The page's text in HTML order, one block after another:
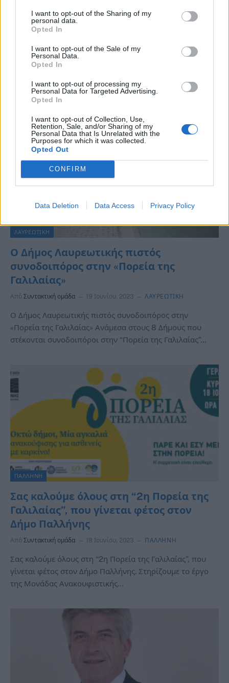
I want to opt-out of the Sharing of my
personal data.
Opted In
I want to opt-out of the Sale of my
Personal Data.
Opted In
I want to opt-out of processing my
Personal Data for Targeted Advertising.
Opted In
I want to opt-out of Collection, Use,
Retention, Sale, and/or Sharing of my
Personal Data that Is Unrelated with the
Purposes for which it was collected.
Opted Out
CONFIRM
Data Deletion Data Access Privacy Policy
διοργάνωση ΤOP EPEE, στη
φιλανθρωπική δράση «ΠΟΡΕΙΑ ΤΗΣ
ΓΑΛΙΛΑΙΑΣ»
Συντακτική ομάδα 6 Ιουλίου, 2023
Ο Δήμος Παιανίας με αίσθημα αλληλεγγύης και σεβασμό
στους συνανθρώπους μας που πάσχουν από καρκίνο και
των οικογενειών τους, αφιερώνει…
ΛΑΥΡΕΩΤΙΚΗ
Ο Δήμος Λαυρεωτικής πιστός
συνοδοιπόρος στην «Πορεία της
Γαλιλαίας»
Από Συντακτική ομάδα 19 Ιουνίου, 2023 ΛΑΥΡΕΩΤΙΚΗ
Ο Δήμος Λαυρεωτικής πιστός συνοδοιπόρος στην
«Πορεία της Γαλιλαίας» Ανάμεσα στους 8 Δήμους που
στέκονται συνοδοιπόροι στην “Πορεία της Γαλιλαίας”…
ΠΑΛΛΗΝΗ
Σας καλούμε όλους στη “2η Πορεία της
Γαλιλαίας”, που γίνεται φέτος στον
Δήμο Παλλήνης
Από Συντακτική ομάδα 18 Ιουνίου, 2023 ΠΑΛΛΗΝΗ
Σας καλούμε όλους στη “2η Πορεία της Γαλιλαίας”, που
γίνεται φέτος στον Δήμο Παλλήνης. Στηρίζουμε το έργο
της Μονάδας Ανακουφιστικής…